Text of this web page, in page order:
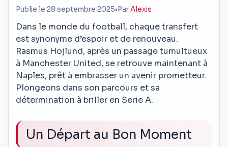
Publie le 28 septembre 2025• ParAlexis
Dans le monde du football, chaque transfert
est synonyme d’espoir et de renouveau.
Rasmus Hojlund, après un passage tumultueux
à Manchester United, se retrouve maintenant à
Naples, prêt à embrasser un avenir prometteur.
Plongeons dans son parcours et sa
détermination à briller en Serie A.
Un Départ au Bon Moment